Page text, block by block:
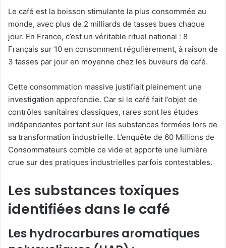
Le café est la boisson stimulante la plus consommée au
monde, avec plus de 2 milliards de tasses bues chaque
jour. En France, c’est un véritable rituel national : 8
Français sur 10 en consomment régulièrement, à raison de
3 tasses par jour en moyenne chez les buveurs de café.
Cette consommation massive justifiait pleinement une
investigation approfondie. Car si le café fait l’objet de
contrôles sanitaires classiques, rares sont les études
indépendantes portant sur les substances formées lors de
sa transformation industrielle. L’enquête de 60 Millions de
Consommateurs comble ce vide et apporte une lumière
crue sur des pratiques industrielles parfois contestables.
Les substances toxiques
identifiées dans le café
Les hydrocarbures aromatiques